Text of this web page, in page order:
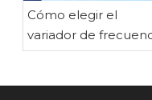
Cómo elegir el
variador de
adecuado para las